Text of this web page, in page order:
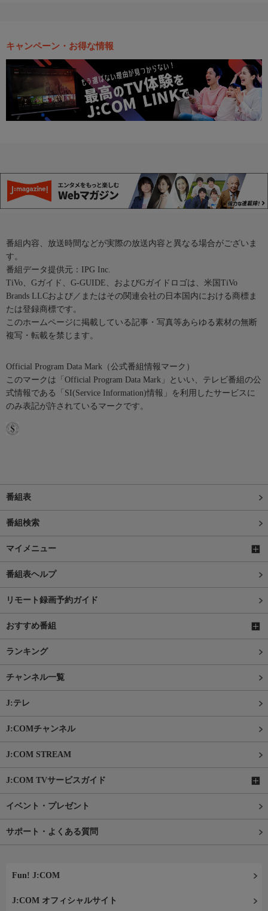
キャンペーン・お得な情報
番組内容、放送時間などが実際の放送内容と異なる場合がございま
す。
番組データ提供元：IPG Inc.
TiVo、Gガイド、G-GUIDE、およびGガイドロゴは、米国TiVo
Brands LLCおよび／またはその関連会社の日本国内における商標ま
たは登録商標です。
このホームページに掲載している記事・写真等あらゆる素材の無断
複写・転載を禁じます。
Official Program Data Mark（公式番組情報マーク）
このマークは「Official Program Data Mark」といい、テレビ番組の公
式情報である「SI(Service Information)情報」を利用したサービスに
のみ表記が許されているマークです。
番組表
番組検索
マイメニュー
番組表ヘルプ
リモート録画予約ガイド
おすすめ番組
ランキング
チャンネル一覧
J:テレ
J:COMチャンネル
J:COM STREAM
J:COM TVサービスガイド
イベント・プレゼント
サポート・よくある質問
Fun! J:COM
J:COM オフィシャルサイト